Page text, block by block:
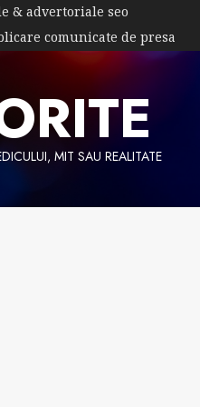
& advertoriale seo
comunicate de presa
MIT SAU REALITATE